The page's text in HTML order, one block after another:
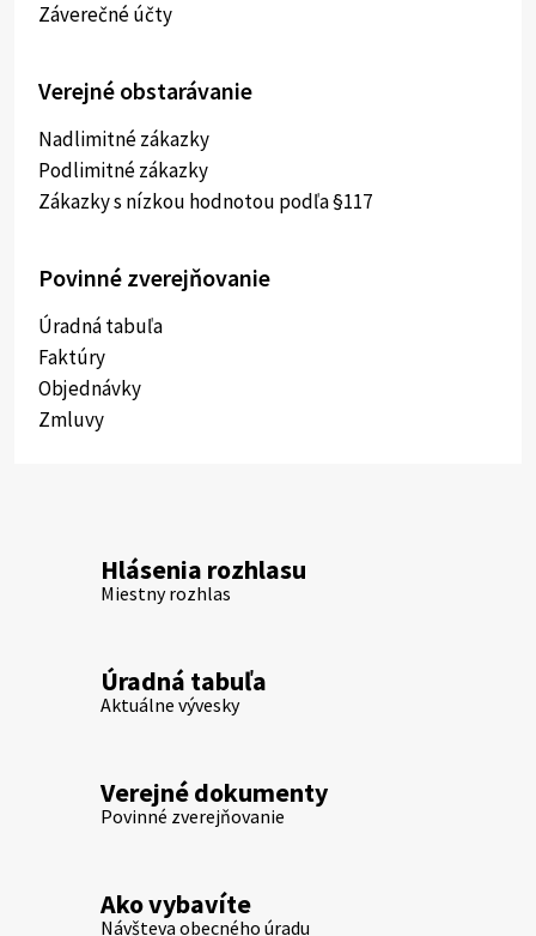
Záverečné účty
Verejné obstarávanie
Nadlimitné zákazky
Podlimitné zákazky
Zákazky s nízkou hodnotou podľa §117
Povinné zverejňovanie
Úradná tabuľa
Faktúry
Objednávky
Zmluvy
Hlásenia rozhlasu
Miestny rozhlas
Úradná tabuľa
Aktuálne vývesky
Verejné dokumenty
Povinné zverejňovanie
Ako vybavíte
Návšteva obecného úradu